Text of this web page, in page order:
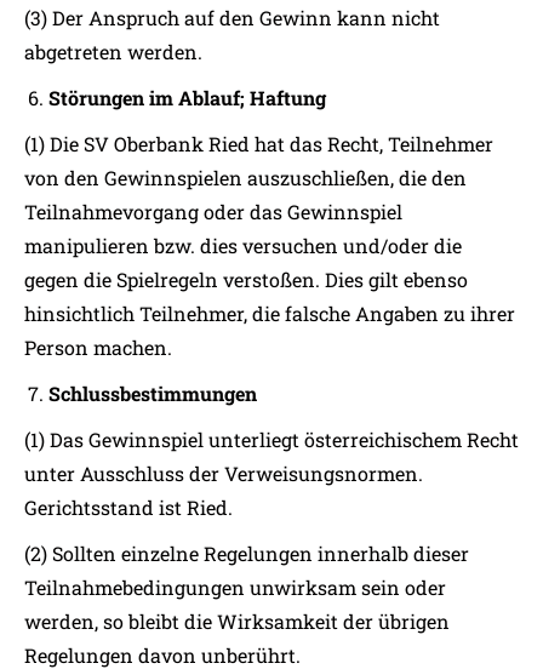
(3) Der Anspruch auf den Gewinn kann nicht
abgetreten werden.
Störungen im Ablauf; Haftung
(1) Die SV Oberbank Ried hat das Recht, Teilnehmer
von den Gewinnspielen auszuschließen, die den
Teilnahmevorgang oder das Gewinnspiel
manipulieren bzw. dies versuchen und/oder die
gegen die Spielregeln verstoßen. Dies gilt ebenso
hinsichtlich Teilnehmer, die falsche Angaben zu ihrer
Person machen.
Schlussbestimmungen
(1) Das Gewinnspiel unterliegt österreichischem Recht
unter Ausschluss der Verweisungsnormen.
Gerichtsstand ist Ried.
(2) Sollten einzelne Regelungen innerhalb dieser
Teilnahmebedingungen unwirksam sein oder
werden, so bleibt die Wirksamkeit der übrigen
Regelungen davon unberührt.